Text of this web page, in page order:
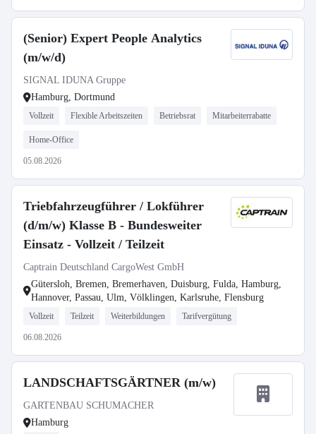
(Senior) Expert People Analytics
(m/w/d)
SIGNAL IDUNA Gruppe
Hamburg, Dortmund
Vollzeit Flexible Arbeitszeiten Betriebsrat Mitarbeiterrabatte
Home-Office
05.08.2026
Triebfahrzeugführer / Lokführer
(d/m/w) Klasse B - Bundesweiter
Einsatz - Vollzeit / Teilzeit
Captrain Deutschland CargoWest GmbH
Gütersloh, Bremen, Bremerhaven, Duisburg, Fulda, Hamburg,
Hannover, Passau, Ulm, Völklingen, Karlsruhe, Flensburg
Vollzeit Teilzeit Weiterbildungen Tarifvergütung
06.08.2026
LANDSCHAFTSGÄRTNER (m/w)
GARTENBAU SCHUMACHER
Hamburg